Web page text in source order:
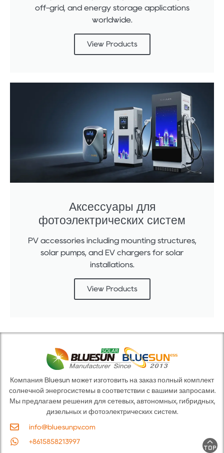
off-grid, and energy storage applications
worldwide.
View Products
Аксессуары для
фотоэлектрических систем
PV accessories including mounting structures,
solar pumps, and EV chargers for solar
installations.
View Products
Компания Bluesun может изготовить на заказ полный комплект
солнечной энергосистемы в соответствии с вашими запросами.
Мы предлагаем решения для сетевых, автономных, гибридных,
дизельных и фотоэлектрических систем.
info@bluesunpv.com
+8615858213997